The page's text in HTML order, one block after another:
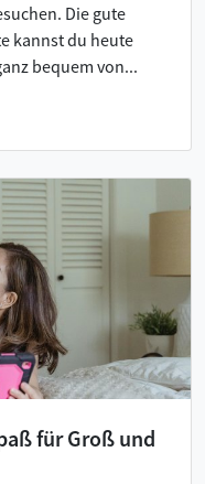
Die gute
kannst du heute
bequem von...
für Groß und